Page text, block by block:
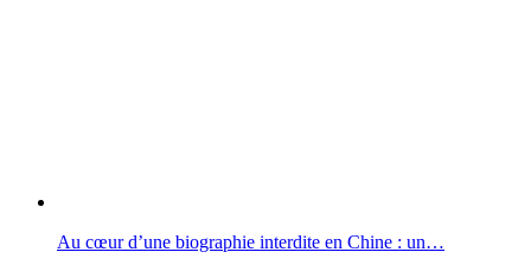
Au cœur d’une biographie interdite en Chine : un…